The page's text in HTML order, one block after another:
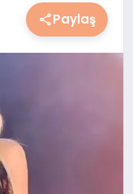
Paylaş